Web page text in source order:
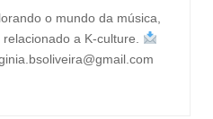
o mundo da música,
a K-culture.